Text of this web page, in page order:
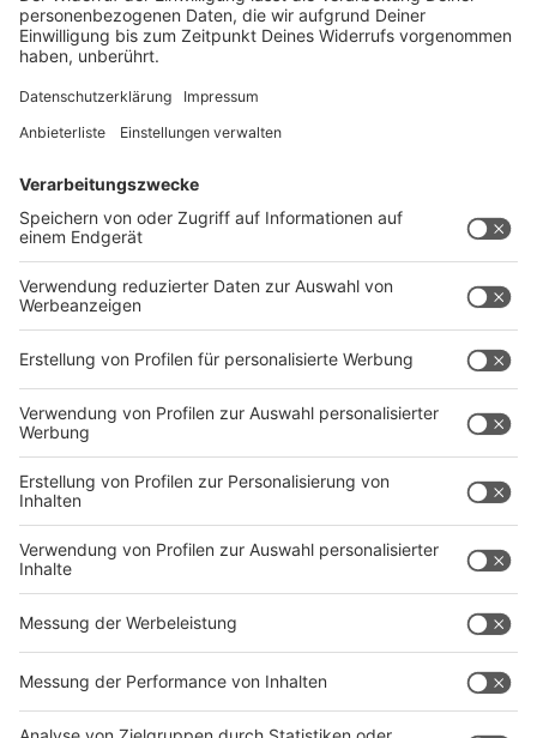
Anzeige
Tongefäße mit Wasser
Wenn euer Arbeitgeber Zimmerpflanzen erlaubt (auch
die helfen ein wenig), dann erlaubt er vielleicht auch
Tongefäße aufzustellen. Sprich: Blumenkübel aus Ton,
nur ohne Blumen, dafür mit kaltem Wasser gefüllt.
Mehrere davon können die Raumluft um einige Grad
abkühlen.
Anzeige
Wäsche aufhängen hilft
Anzeige
Schon gewusst? Wäsche waschen und im
Schlafzimmer aufhängen bringt feuchte Luft und kühlt
die Temperatur herunter. Damit schläft es sich
angenehmer. Tipp: Weniger stark schleudern. Mit 1600